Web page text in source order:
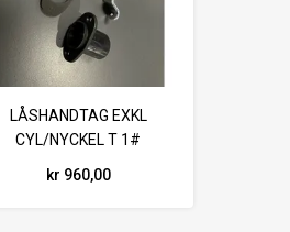
LÅSHANDTAG EXKL
CYL/NYCKEL T 1#
kr 960,00